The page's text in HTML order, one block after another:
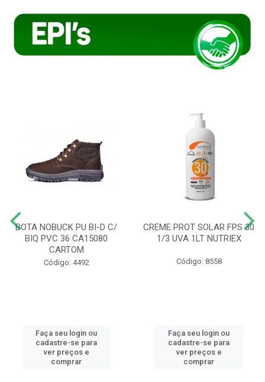
BOTA NOBUCK PU BI-D C/
BIQ PVC 36 CA15080
CARTOM
Código: 4492
Faça seu login ou
cadastre-se para
ver preços e
comprar
CREME PROT SOLAR FPS 30
1/3 UVA 1LT NUTRIEX
Código: 8558
Faça seu login ou
cadastre-se para
ver preços e
comprar